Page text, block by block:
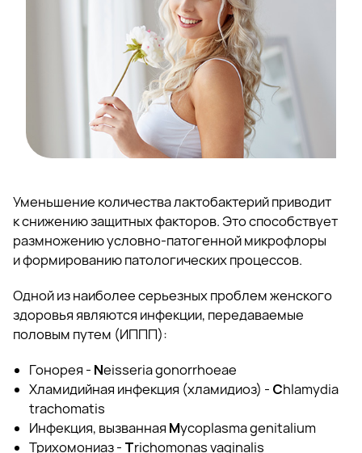
Уменьшение количества лактобактерий приводит
к снижению защитных факторов. Это способствует
размножению условно-патогенной микрофлоры
и формированию патологических процессов.
Одной из наиболее серьезных проблем женского
здоровья являются инфекции, передаваемые
половым путем (ИППП):
Гонорея - Neisseria gonorrhoeae
Хламидийная инфекция (хламидиоз) - Chlamydia
trachomatis
Инфекция, вызванная Mycoplasma genitalium
Трихомониаз - Trichomonas vaginalis